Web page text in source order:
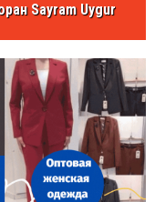
Sayram Uygur